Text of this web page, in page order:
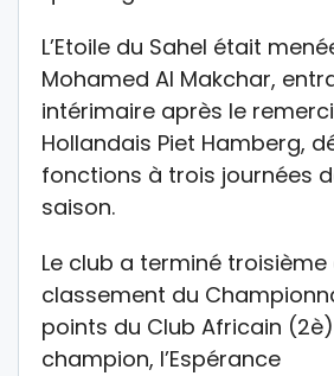
L’Etoile du Sahel était
Mohamed Al Makchar,
intérimaire après le
Hollandais Piet Hamberg,
fonctions à trois journées
saison.
Le club a terminé troisième
classement du
points du Club Africain
champion, l’Espérance